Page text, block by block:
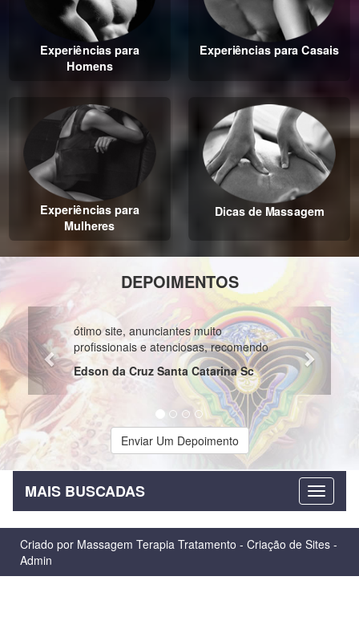
Experiências para
Homens
Experiências para Casais
Experiências para
Mulheres
Dicas de Massagem
DEPOIMENTOS
ótimo site, anunciantes muito
profissionais e atenciosas, recomendo
Edson da Cruz Santa Catarina Sc
Previous Next
Enviar Um Depoimento
MAIS BUSCADAS
Criado por Massagem Terapia Tratamento - Criação de Sites -
Admin